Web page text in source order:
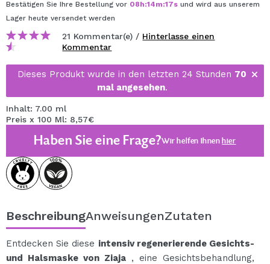
Bestätigen Sie Ihre Bestellung vor 08h:14m:17s und wird aus unserem
Lager heute versendet werden
21 Kommentar(e) / Hinterlasse einen
Kommentar
Dieses Produkt wurde in den letzten 24 Stunden 70
mal angesehen.
Inhalt: 7.00 ml
Preis x 100 Ml: 8,57€
Haben Sie eine Frage?Wir helfen Ihnenhier
BeschreibungAnweisungenZutaten
Entdecken Sie diese intensiv regenerierende Gesichts-
und Halsmaske von Ziaja , eine Gesichtsbehandlung,